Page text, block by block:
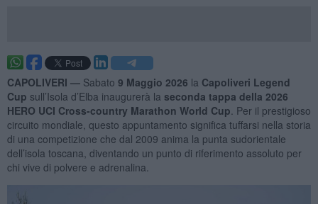
CAPOLIVERI — Sabato 9 Maggio 2026 la Capoliveri Legend
Cup sull’Isola d’Elba inaugurerà la seconda tappa della 2026
HERO UCI Cross-country Marathon World Cup . Per il prestigioso
circuito mondiale, questo appuntamento significa tuffarsi nella storia
di una competizione che dal 2009 anima la punta sudorientale
dell’isola toscana, diventando un punto di riferimento assoluto per
chi vive di polvere e adrenalina.